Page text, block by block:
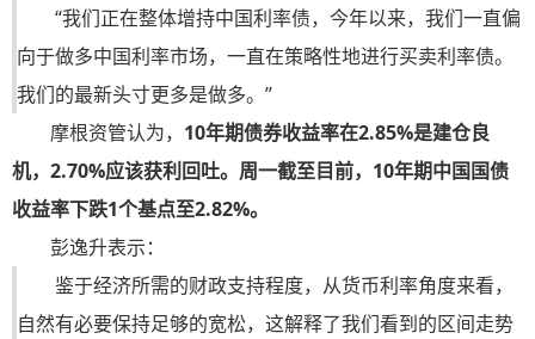
“我们正在整体增持中国利率债，今年以来，我们一直偏
向于做多中国利率市场，一直在策略性地进行买卖利率债。
我们的最新头寸更多是做多。”
摩根资管认为， 10年期债券收益率在2.85%是建仓良
机，2.70%应该获利回吐。周一截至目前，10年期中国国债
收益率下跌1个基点至2.82%。
彭逸升表示：
鉴于经济所需的财政支持程度，从货币利率角度来看，
自然有必要保持足够的宽松，这解释了我们看到的区间走势